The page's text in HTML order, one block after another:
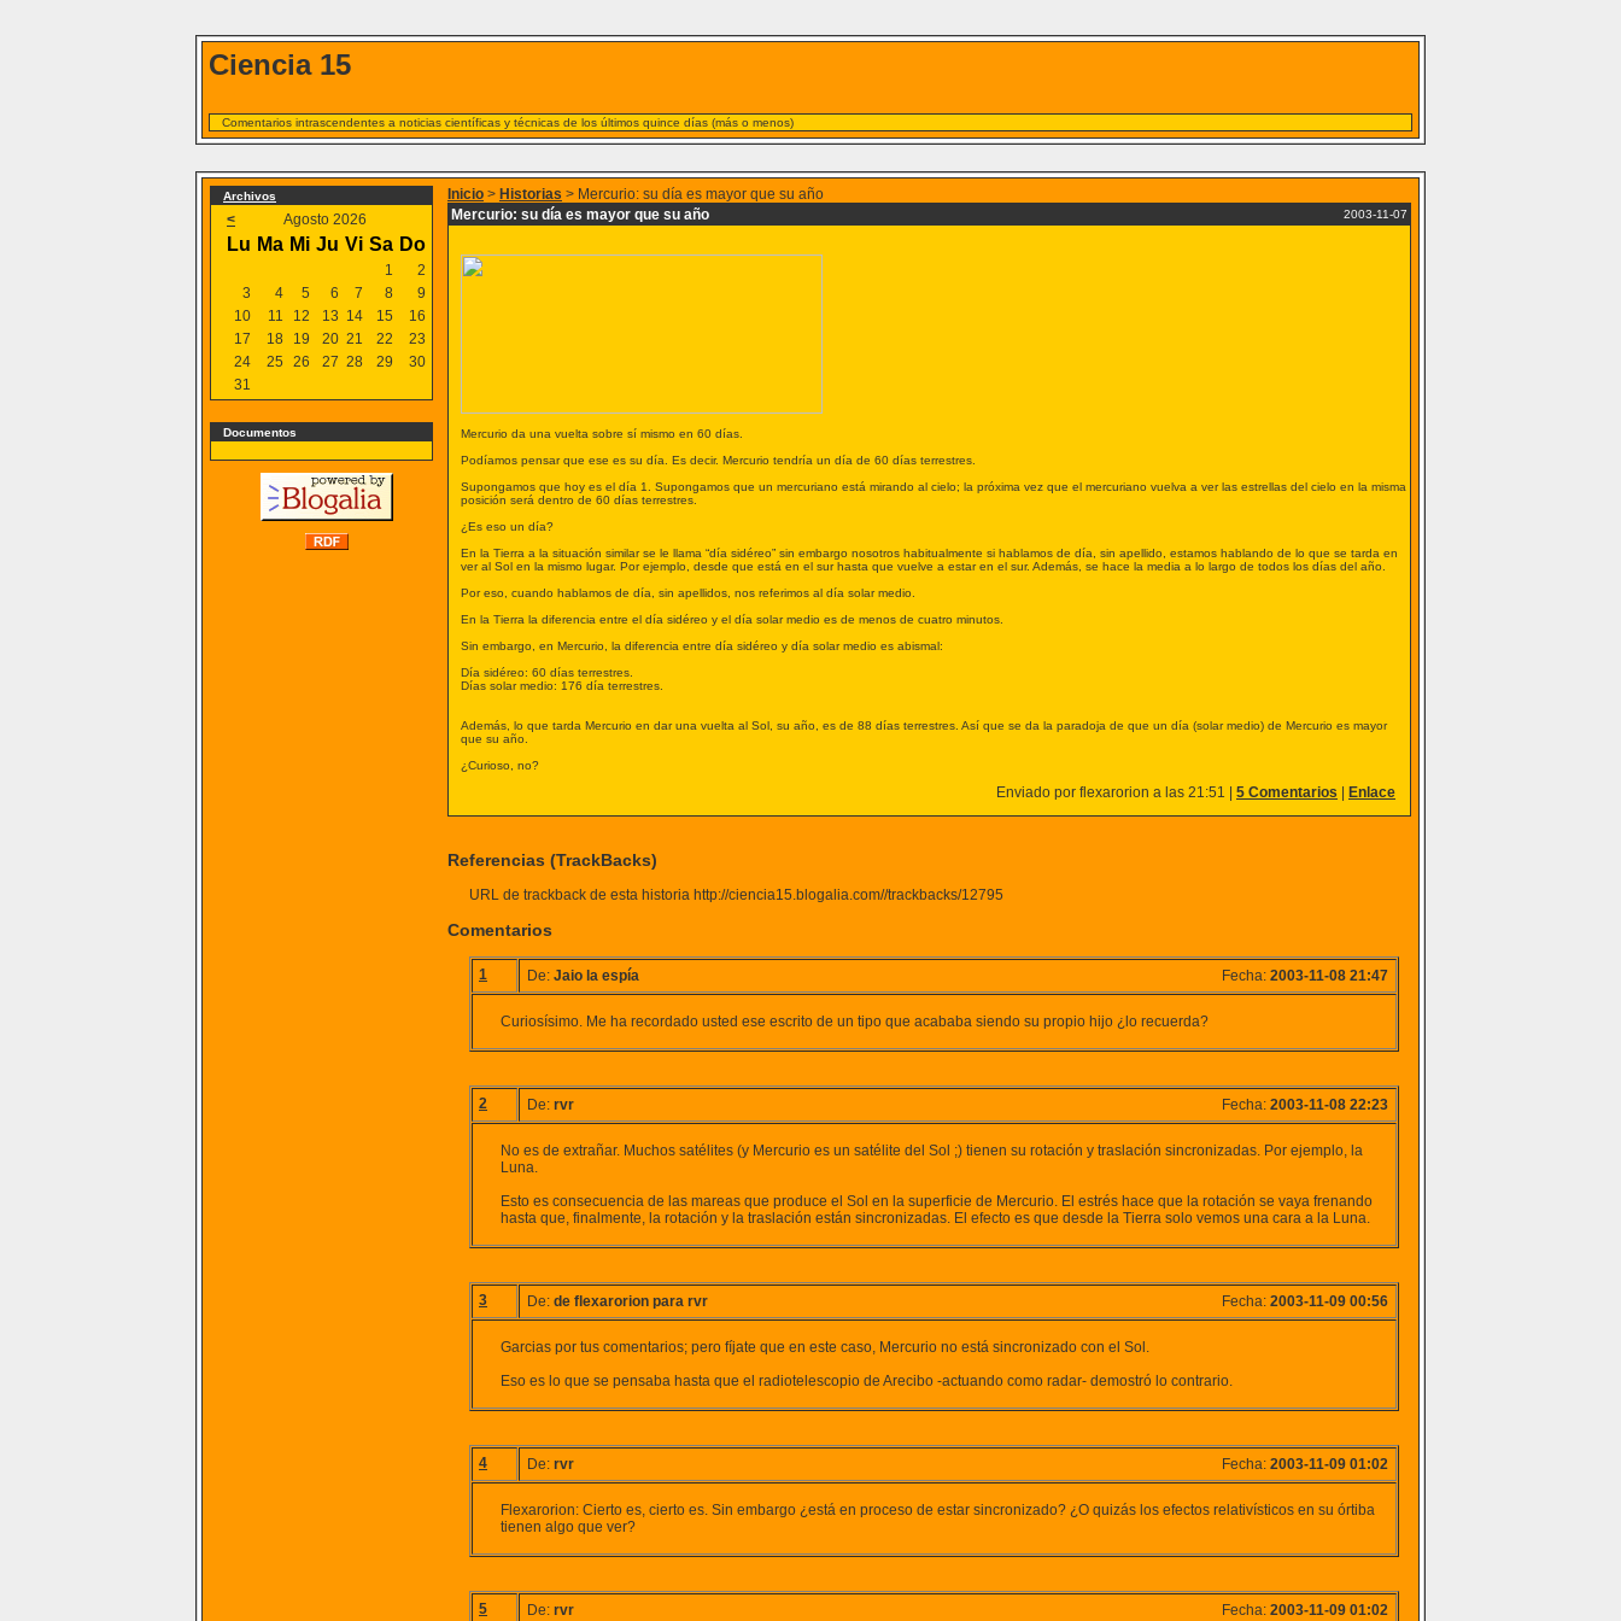
Ciencia 15
Comentarios intrascendentes a noticias científicas y técnicas de los últimos quince días (más o menos)
Archivos
< Agosto 2026
Lu Ma Mi Ju Vi Sa Do
1
2
3
4 5 6 7 8
9
10
11 12 13 14 15
16
17
18 19 20 21 22
23
24
25 26 27 28 29
30
31
Documentos
Inicio > Historias > Mercurio: su día es mayor que su año
Mercurio: su día es mayor que su año
2003-11-07
Mercurio da una vuelta sobre sí mismo en 60 días.
Podíamos pensar que ese es su día. Es decir. Mercurio tendría un día de 60 días terrestres.
Supongamos que hoy es el día 1. Supongamos que un mercuriano está mirando al cielo; la próxima vez que el mercuriano vuelva a ver las estrellas del cielo en la misma
posición será dentro de 60 días terrestres.
¿Es eso un día?
En la Tierra a la situación similar se le llama “día sidéreo” sin embargo nosotros habitualmente si hablamos de día, sin apellido, estamos hablando de lo que se tarda en
ver al Sol en la mismo lugar. Por ejemplo, desde que está en el sur hasta que vuelve a estar en el sur. Además, se hace la media a lo largo de todos los días del año.
Por eso, cuando hablamos de día, sin apellidos, nos referimos al día solar medio.
En la Tierra la diferencia entre el día sidéreo y el día solar medio es de menos de cuatro minutos.
Sin embargo, en Mercurio, la diferencia entre día sidéreo y día solar medio es abismal:
Día sidéreo: 60 días terrestres.
Días solar medio: 176 día terrestres.
Además, lo que tarda Mercurio en dar una vuelta al Sol, su año, es de 88 días terrestres. Así que se da la paradoja de que un día (solar medio) de Mercurio es mayor
que su año.
¿Curioso, no?
Enviado por flexarorion a las 21:51 | 5 Comentarios Enlace
Referencias (TrackBacks)
URL de trackback de esta historia http://ciencia15.blogalia.com//trackbacks/12795
Comentarios
1 De: Jaio la espía Fecha: 2003-11-08 21:47
Curiosísimo. Me ha recordado usted ese escrito de un tipo que acababa siendo su propio hijo ¿lo recuerda?
2 De: rvr Fecha: 2003-11-08 22:23
No es de extrañar. Muchos satélites (y Mercurio es un satélite del Sol ;) tienen su rotación y traslación sincronizadas. Por ejemplo, la
Luna.
Esto es consecuencia de las mareas que produce el Sol en la superficie de Mercurio. El estrés hace que la rotación se vaya frenando
hasta que, finalmente, la rotación y la traslación están sincronizadas. El efecto es que desde la Tierra solo vemos una cara a la Luna.
3 De: de flexarorion para rvr Fecha: 2003-11-09 00:56
Garcias por tus comentarios; pero fíjate que en este caso, Mercurio no está sincronizado con el Sol.
Eso es lo que se pensaba hasta que el radiotelescopio de Arecibo -actuando como radar- demostró lo contrario.
4 De: rvr Fecha: 2003-11-09 01:02
Flexarorion: Cierto es, cierto es. Sin embargo ¿está en proceso de estar sincronizado? ¿O quizás los efectos relativísticos en su órtiba
tienen algo que ver?
5 De: rvr Fecha: 2003-11-09 01:02